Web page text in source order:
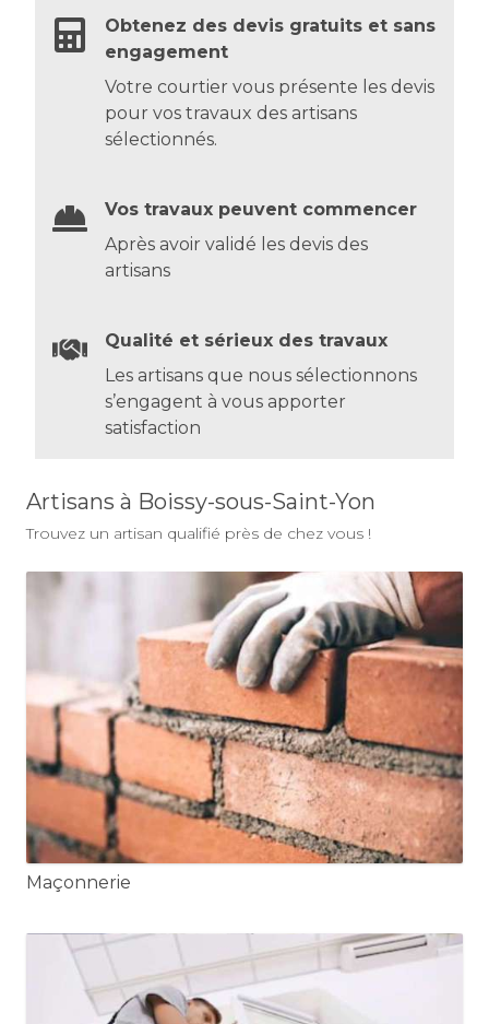
Obtenez des devis gratuits et sans
engagement
Votre courtier vous présente les devis
pour vos travaux des artisans
sélectionnés.
Vos travaux peuvent commencer
Après avoir validé les devis des
artisans
Qualité et sérieux des travaux
Les artisans que nous sélectionnons
s’engagent à vous apporter
satisfaction
Artisans à Boissy-sous-Saint-Yon
Trouvez un artisan qualifié près de chez vous !
Maçonnerie